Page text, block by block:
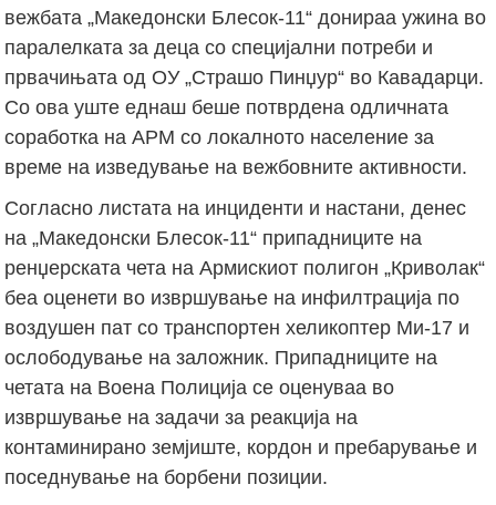
вежбата „Македонски Блесок-11“ донираа ужина во
паралелката за деца со специјални потреби и
првачињата од ОУ „Страшо Пинџур“ во Кавадарци.
Со ова уште еднаш беше потврдена одличната
соработка на АРМ со локалното население за
време на изведување на вежбовните активности.
Согласно листата на инциденти и настани, денес
на „Македонски Блесок-11“ припадниците на
ренџерската чета на Армискиот полигон „Криволак“
беа оценети во извршување на инфилтрација по
воздушен пат со транспортен хеликоптер Ми-17 и
ослободување на заложник. Припадниците на
четата на Воена Полиција се оценуваа во
извршување на задачи за реакција на
контаминирано земјиште, кордон и пребарување и
поседнување на борбени позиции.